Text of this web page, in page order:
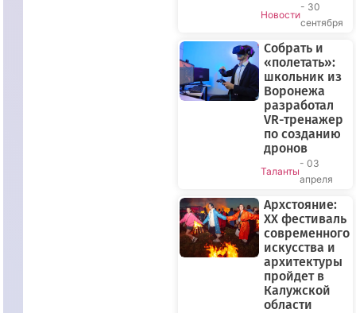
Новости
- 30
сентября
Собрать и
«полетать»:
школьник из
Воронежа
разработал
VR-тренажер
по созданию
дронов
Таланты
- 03
апреля
Архстояние:
XX фестиваль
современного
искусства и
архитектуры
пройдет в
Калужской
области